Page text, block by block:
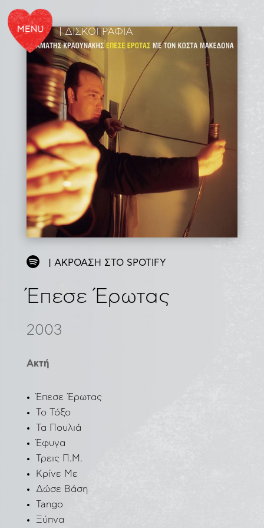
| ΑΚΡΟΑΣΗ ΣΤΟ SPOTIFY
Έπεσε Έρωτας
2003
Ακτή
Έπεσε Έρωτας
Το Τόξο
Τα Πουλιά
Έφυγα
Τρεις Π.Μ.
Κρίνε Με
Δώσε Βάση
Tango
Ξύπνα
| ΔΙΣΚΟΓΡΑΦΙΑ